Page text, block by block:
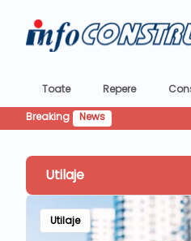
Toate Repere
Breaking
News
Utilaje
Utilaje